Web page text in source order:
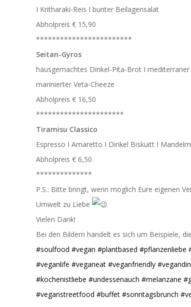
I Kritharaki-Reis I bunter Beilagensalat
Abholpreis € 15,90
************************
Seitan-Gyros
hausgemachtes Dinkel-Pita-Brot I
marinierter Veta-Cheeze
Abholpreis € 16,50
**********************
Tiramisu Classico
Espresso I Amaretto I Dinkel Biskuitt I
Abholpreis € 6,50
**************
P.S.: Bitte bringt, wenn möglich Eure eigenen
Umwelt zu Liebe
Vielen Dank!
Bei den Bildern handelt es sich um Beispiele,
#soulfood #vegan #plantbased #pflanzenliebe
#veganlife #veganeat #veganfriendly
#kochenistliebe #undessenauch #melanzane
#veganstreetfood #buffet #sonntagsbrunch